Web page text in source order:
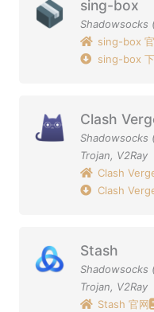
sing-box
Shadowsocks
sing-box
sing-box
Clash
Shadowsocks
Trojan, V2Ray
Clash
Clash
Stash
Shadowsocks
Trojan, V2Ray
Stash 官网